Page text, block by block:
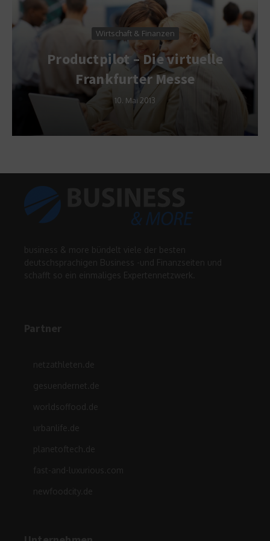
Wirtschaft & Finanzen
– Die virtuelle
Frankfurter Messe
10. Mai 2013
business & more bündelt viele der besten
deutschsprachigen Business -und Finanzseiten und
schafft so ein einmaliges Expertennetzwerk.
Partner
netzathleten.de
gesuendernet.de
worldsoffood.de
urbanlife.de
planetoftech.de
fast-and-luxurious.com
newfoodcity.de